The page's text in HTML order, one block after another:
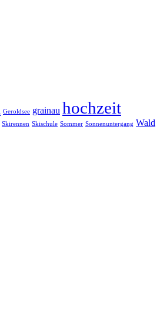
Geroldsee grainau hochzeit
Skirennen Skischule Sommer Sonnenuntergang Wald